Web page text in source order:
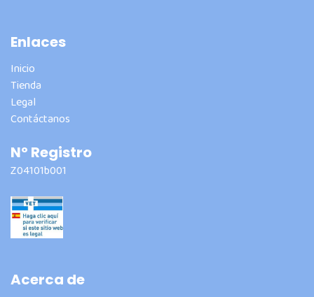
Enlaces
Inicio
Tienda
Legal
Contáctanos
Nº Registro
Z04101b001
Acerca de